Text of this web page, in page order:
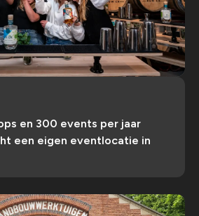
en 300 events per jaar
een eigen eventlocatie in